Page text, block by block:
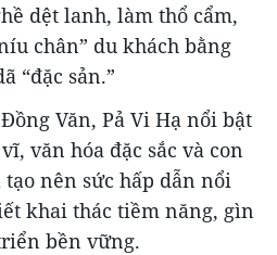
dệt lanh, làm thổ cẩm,
chân” du khách bằng
“đặc sản.”
Văn, Pả Vi Hạ nổi bật
văn hóa đặc sắc và con
nên sức hấp dẫn nổi
khai thác tiềm năng, gìn
bền vững.